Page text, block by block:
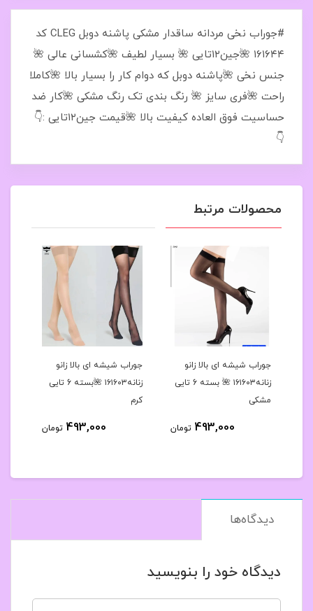
#جوراب نخی مردانه ساقدار مشکی پاشنه دوبل CLEG کد
۱۶۱۶۴۴ 🌺جین۱۲تایی 🌺 بسیار لطیف 🌺کشسانی عالی 🌺
جنس نخی 🌺پاشنه دوبل که دوام کار را بسیار بالا 🌺کاملا
راحت 🌺فری سایز 🌺 رنگ بندی تک رنگ مشکی 🌺کار ضد
حساسیت فوق العاده کیفیت بالا 🌺قیمت جین۱۲تایی :👇
👇
محصولات مرتبط
جوراب شیشه ای بالا زانو
زنانه۱۶۱۶۰۳ 🌺 بسته 6 تایی
مشکی
493,000 تومان
جوراب شیشه ای بالا زانو
زنانه۱۶۱۶۰۳ 🌺بسته 6 تایی
کرم
493,000 تومان
دیدگاه‌ها
دیدگاه خود را بنویسید